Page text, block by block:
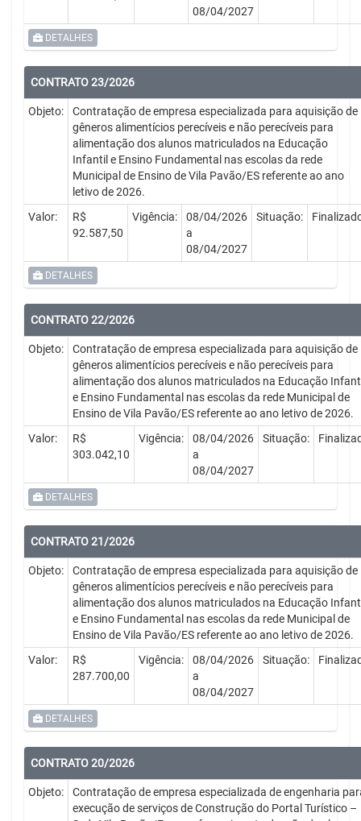
08/04/2027
DETALHES
CONTRATO 23/2026
Objeto:
Contratação de empresa especializada para aquisição de
gêneros alimentícios perecíveis e não perecíveis para
alimentação dos alunos matriculados na Educação
Infantil e Ensino Fundamental nas escolas da rede
Municipal de Ensino de Vila Pavão/ES referente ao ano
letivo de 2026.
Valor:
R$
92.587,50
Vigência:
08/04/2026
a
08/04/2027
Situação:
DETALHES
CONTRATO 22/2026
Objeto:
Contratação de empresa especializada para aquisição de
gêneros alimentícios perecíveis e não perecíveis para
alimentação dos alunos matriculados na Educação
e Ensino Fundamental nas escolas da rede Municipal de
Ensino de Vila Pavão/ES referente ao ano letivo de 2026.
Valor:
R$
303.042,10
Vigência:
08/04/2026
a
08/04/2027
Situação:
DETALHES
CONTRATO 21/2026
Objeto:
Contratação de empresa especializada para aquisição de
gêneros alimentícios perecíveis e não perecíveis para
alimentação dos alunos matriculados na Educação
e Ensino Fundamental nas escolas da rede Municipal de
Ensino de Vila Pavão/ES referente ao ano letivo de 2026.
Valor:
R$
287.700,00
Vigência:
08/04/2026
a
08/04/2027
Situação:
DETALHES
CONTRATO 20/2026
Objeto:
Contratação de empresa especializada de engenharia
execução de serviços de Construção do Portal Turístico –